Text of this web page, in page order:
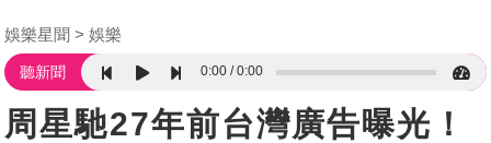
娛樂星聞 娛樂
聽新聞 0:00 0:00
周星馳27年前台灣廣告曝光！